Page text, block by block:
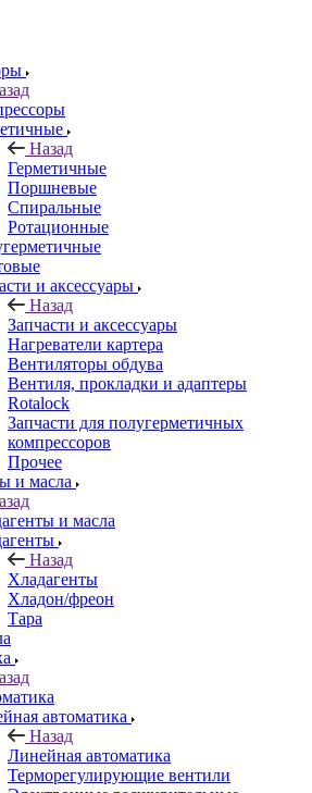
Назад
Герметичные
Поршневые
Спиральные
Ротационные
и аксессуары
Назад
Запчасти и аксессуары
Нагреватели картера
Вентиляторы обдува
Вентиля, прокладки и адаптеры
Rotalock
Запчасти для полугерметичных
компрессоров
Прочее
и масла
и масла
Назад
Хладагенты
Хладон/фреон
Тара
автоматика
Назад
Линейная автоматика
Терморегулирующие вентили